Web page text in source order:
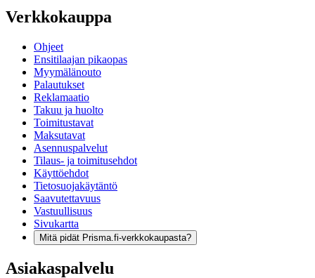
Verkkokauppa
Ohjeet
Ensitilaajan pikaopas
Myymälänouto
Palautukset
Reklamaatio
Takuu ja huolto
Toimitustavat
Maksutavat
Asennuspalvelut
Tilaus- ja toimitusehdot
Käyttöehdot
Tietosuojakäytäntö
Saavutettavuus
Vastuullisuus
Sivukartta
Mitä pidät Prisma.fi-verkkokaupasta?
Asiakaspalvelu